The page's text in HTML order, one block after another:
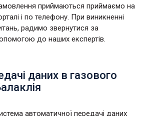
приймаються приймаємо на
і по телефону. При виникненні
радимо звернутися за
до наших експертів.
даних в газового
автоматичної передачі даних